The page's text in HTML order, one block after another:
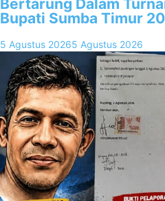
Bertarung Dalam
Bupati Sumba Timur
5 Agustus 20265 Agustus 2026